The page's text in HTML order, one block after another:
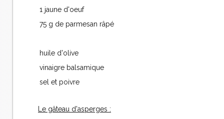
1 jaune d'oeuf
75 g de parmesan râpé
huile d'olive
vinaigre balsamique
sel et poivre
Le gâteau d'asperges :